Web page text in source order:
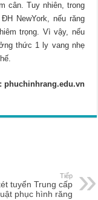
cân. Tuy nhiên, trong
NewYork, nếu răng
trọng. Vì vậy, nếu
thức 1 ly vang nhẹ
phuchinhrang.edu.vn
Tiếp
tuyển Trung cấp
phục hình răng